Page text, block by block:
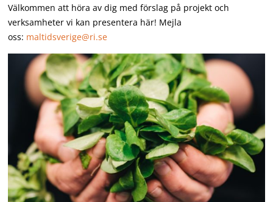
Välkommen att höra av dig med förslag på projekt och
verksamheter vi kan presentera här! Mejla
oss: maltidsverige@ri.se